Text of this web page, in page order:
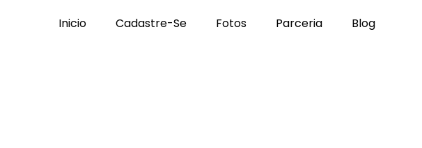
Inicio Cadastre-Se Fotos Parceria Blog